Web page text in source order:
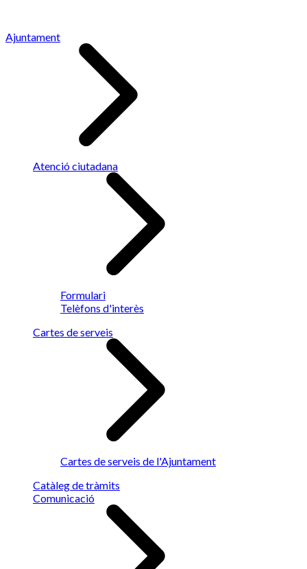
Ajuntament
Atenció ciutadana
Formulari
Telèfons d'interès
Cartes de serveis
Cartes de serveis de l'Ajuntament
Catàleg de tràmits
Comunicació